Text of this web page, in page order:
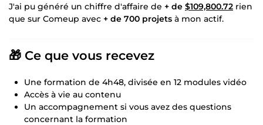
J'ai pu généré un chiffre d'affaire de + de $109,800.72 rien
que sur Comeup avec + de 700 projets à mon actif.
🎁 Ce que vous recevez
Une formation de 4h48, divisée en 12 modules vidéo
Accès à vie au contenu
Un accompagnement si vous avez des questions
concernant la formation